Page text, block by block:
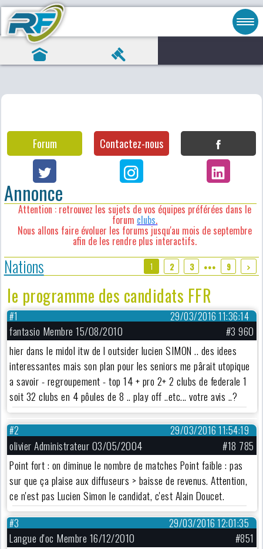
Forum Contactez-nous
Annonce
Attention : retrouvez les sujets de vos équipes préférées dans le
forum clubs.
Nous allons faire évoluer les forums jusqu'au mois de septembre
afin de les rendre plus interactifs.
Nations 1 2 3 ●●● 9
le programme des candidats FFR
29/03/2016 11:36:14
#1
fantasio Membre 15/08/2010
#3 960
hier dans le midol itw de l outsider lucien SIMON .. des idees
interessantes mais son plan pour les seniors me pârait utopique
a savoir - regroupement - top 14 + pro 2+ 2 clubs de federale 1
soit 32 clubs en 4 pôules de 8 .. play off ..etc... votre avis ..?
29/03/2016 11:54:19
#2
olivier Administrateur 03/05/2004
#18 785
Point fort : on diminue le nombre de matches Point faible : pas
sur que ça plaise aux diffuseurs > baisse de revenus. Attention,
ce n'est pas Lucien Simon le candidat, c'est Alain Doucet.
29/03/2016 12:01:35
#3
Langue d'oc Membre 16/12/2010
#851